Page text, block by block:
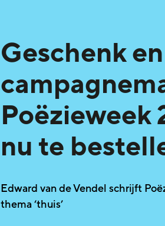
Geschenk en
Poëzieweek
nu te
Edward van de Vendel schrijft
thema ‘thuis’